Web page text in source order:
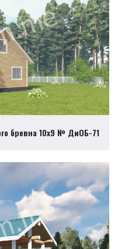
бревна 10х9 № ДиОБ-71